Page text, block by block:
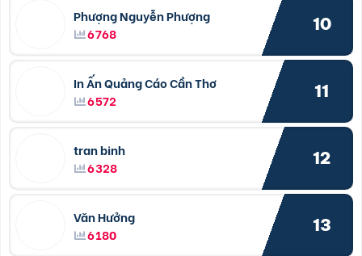
Phượng Nguyễn Phượng
6768
10
In Ấn Quảng Cáo Cần Thơ
6572
11
tran binh
6328
12
Văn Hưởng
6180
13